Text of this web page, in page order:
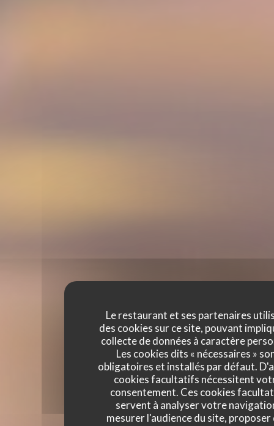
Le restaurant et ses partenaires
des cookies sur ce site, pouvant
collecte de données à caractère
Les cookies dits « nécessaires »
obligatoires et installés par défaut.
cookies facultatifs nécessitent
consentement. Ces cookies
servent à analyser votre
mesurer l'audience du site, proposer